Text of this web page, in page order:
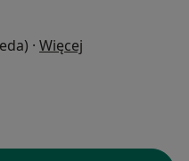
· Więcej